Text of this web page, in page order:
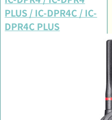
PLUS / IC-DPR4C / IC-
DPR4C PLUS